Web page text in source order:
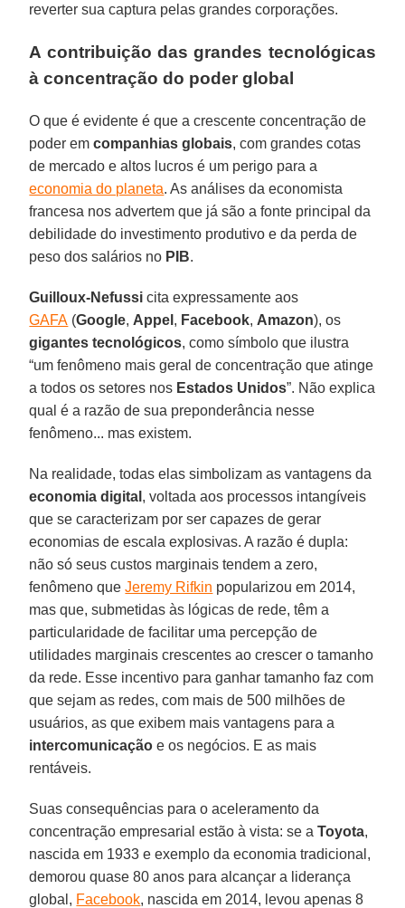
reverter sua captura pelas grandes corporações.
A contribuição das grandes tecnológicas
à concentração do poder global
O que é evidente é que a crescente concentração de
poder emcompanhias globais, com grandes cotas
de mercado e altos lucros é um perigo para a
economia do planeta. As análises da economista
francesa nos advertem que já são a fonte principal da
debilidade do investimento produtivo e da perda de
peso dos salários no PIB.
Guilloux-Nefussi cita expressamente aos
GAFA (Google, Appel , Facebook, Amazon), os
gigantes tecnológicos, como símbolo que ilustra
“um fenômeno mais geral de concentração que atinge
a todos os setores nos Estados Unidos”. Não explica
qual é a razão de sua preponderância nesse
fenômeno... mas existem.
Na realidade, todas elas simbolizam as vantagens da
economia digital , voltada aos processos intangíveis
que se caracterizam por ser capazes de gerar
economias de escala explosivas. A razão é dupla:
não só seus custos marginais tendem a zero,
fenômeno queJeremy Rifkin popularizou em 2014,
mas que, submetidas às lógicas de rede, têm a
particularidade de facilitar uma percepção de
utilidades marginais crescentes ao crescer o tamanho
da rede. Esse incentivo para ganhar tamanho faz com
que sejam as redes, com mais de 500 milhões de
usuários, as que exibem mais vantagens para a
intercomunicação e os negócios. E as mais
rentáveis.
Suas consequências para o aceleramento da
concentração empresarial estão à vista: se aToyota,
nascida em 1933 e exemplo da economia tradicional,
demorou quase 80 anos para alcançar a liderança
global, Facebook, nascida em 2014, levou apenas 8